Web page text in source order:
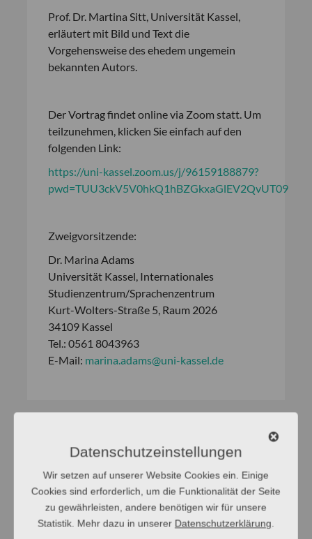
Prof. Dr. Martina Sitt, Universität Kassel,
erläutert mit Bild und Text die
Vorgehensweise des ehedem ungemein
bekannten Autors.
Der Vortrag findet online via Zoom statt. Um
teilzunehmen, klicken Sie einfach auf den
folgenden Link:
https://uni-kassel.zoom.us/j/96159188879?
pwd=TUU3ckV5V0hkQ1hBZGkxaGlEV2QvUT09
Zweigvorsitzende:
Dr. Marina Adams
Universität Kassel, Internationales
Studienzentrum/Sprachenzentrum
Kurt-Wolters-Straße 5, Raum 2026
34109 Kassel
Tel.: 0561 8043963
E-Mail: marina.adams@uni-kassel.de
Datenschutzeinstellungen
Wir setzen auf unserer Website Cookies ein. Einige
Cookies sind erforderlich, um die Funktionalität der Seite
zu gewährleisten, andere benötigen wir für unsere
Statistik. Mehr dazu in unserer Datenschutzerklärung